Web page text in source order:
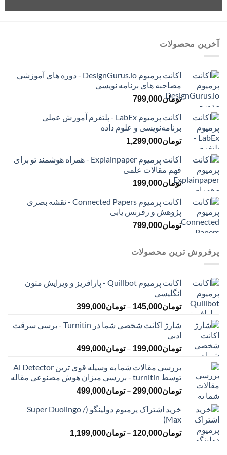
آخرین محصولات
اکانت پرمیوم DesignGurus.io - دوره ‌های آموزشی
مصاحبه ‌های برنامه نویسی
تومان799,000
اکانت پرمیوم LabEx - پلتفرم آموزش عملی
برنامه‌نویسی و علوم داده
تومان1,299,000
اکانت پرمیوم Explainpaper - همراه هوشمند تو برای
فهم مقالات علمی
تومان199,000
اکانت پرمیوم Connected Papers - نقشه بصری
پژوهش و رفرنس یابی
تومان799,000
پرفروش ترین محصولات
اکانت پرمیوم Quillbot - پارافریز و ویرایش متون
انگلیسی
تومان145,000
– تومان399,000محدوده
تومان145,000
تومان399,000
شارژ اکانت شخصی شما در Turnitin - برسی سرقت
ادبی
تومان199,000
– تومان499,000محدوده
تومان199,000
تا
تومان499,000
بررسی مقالات شما به وسیله قوی ترین Ai Detector
توسط turnitin - بررسی میزان هوش مصنوعی مقاله
تومان299,000
– تومان499,000محدوده
تومان299,000
تومان499,000
خرید اشتراک پرمیوم دولینگو (Super Duolingo /
Max)
تومان120,000
– تومان1,199,000